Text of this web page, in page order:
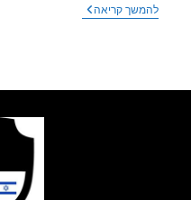
קריאהמאמר